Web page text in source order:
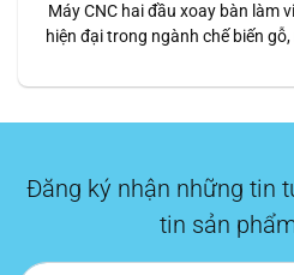
Máy CNC hai đầu xoay bàn làm
hiện đại trong ngành chế biến
hệ thống hai đầu làm việc kết
Đăng ký nhận những tin
tin sản